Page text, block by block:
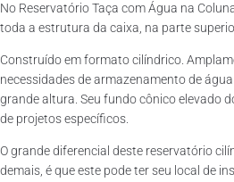
No Reservatório Taça com Água na
toda a estrutura da caixa, na parte
Construído em formato cilíndrico.
necessidades de armazenamento de
grande altura. Seu fundo cônico elevado
de projetos específicos.
O grande diferencial deste reservatório
demais, é que este pode ter seu local de